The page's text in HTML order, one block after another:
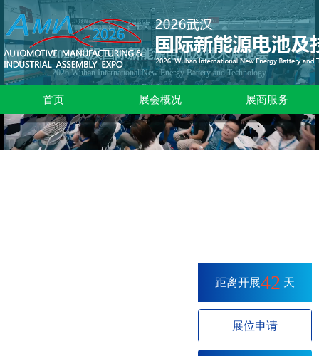
首页 展会概况 展商服务
2026武汉国际新能源电池及技术展览会
2026 Wuhan International New Energy Battery and Technology
Exhibition
时间：2026年09月22-24日 地址：武汉国际博览中心
距离开展42 天
展位申请